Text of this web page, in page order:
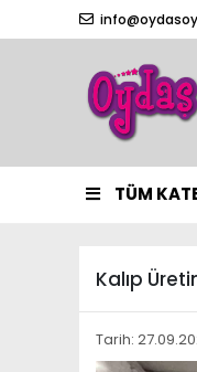
TÜM
Kalıp
Tarih: